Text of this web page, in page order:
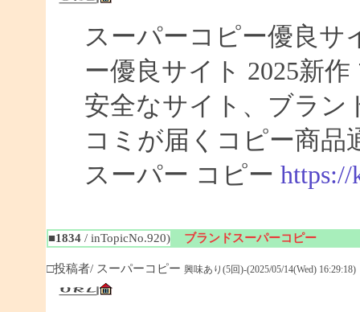
スーパーコピー優良サ
ー優良サイト 2025新
安全なサイト、ブラン
コミが届くコピー商品
スーパー コピー https://
■1834/ inTopicNo.920) ブランドスーパーコピー
□投稿者/ スーパーコピー 興味あり(5回)-(2025/05/14(Wed) 16:29:18)